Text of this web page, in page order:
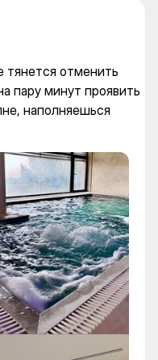
тянется отменить
пару минут проявить
наполняешься